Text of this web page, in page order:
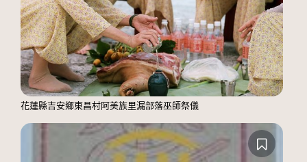
花蓮縣吉安鄉東昌村阿美族里漏部落巫師祭儀